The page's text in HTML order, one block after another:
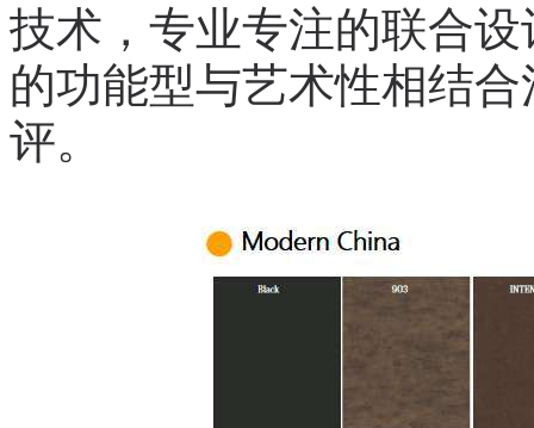
技术，专业专注的联合
的功能型与艺术性相结
评。